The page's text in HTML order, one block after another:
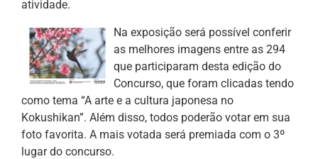
atividade.
Na exposição será possível conferir
as melhores imagens entre as 294
que participaram desta edição do
Concurso, que foram clicadas tendo
como tema “A arte e a cultura japonesa no
Kokushikan”. Além disso, todos poderão votar em sua
foto favorita. A mais votada será premiada com o 3º
lugar do concurso.